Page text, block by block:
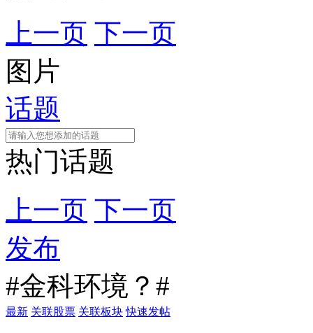
上一页 下一页
图片
话题
热门话题
上一页 下一页
发布
#金科环境？#
最新 关联股票 关联板块 快速发帖